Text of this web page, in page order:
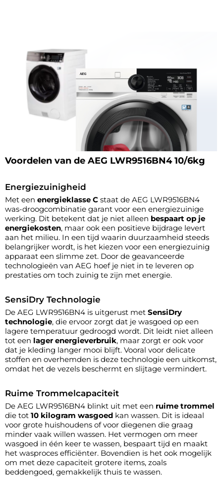
Voordelen van de AEG LWR9516BN4 10/6kg
Energiezuinigheid
Met een energieklasse C staat de AEG LWR9516BN4
was-droogcombinatie garant voor een energiezuinige
werking. Dit betekent dat je niet alleen bespaart op je
energiekosten, maar ook een positieve bijdrage levert
aan het milieu. In een tijd waarin duurzaamheid steeds
belangrijker wordt, is het kiezen voor een energiezuinig
apparaat een slimme zet. Door de geavanceerde
technologieën van AEG hoef je niet in te leveren op
prestaties om toch zuinig te zijn met energie.
SensiDry Technologie
De AEG LWR9516BN4 is uitgerust met SensiDry
technologie, die ervoor zorgt dat je wasgoed op een
lagere temperatuur gedroogd wordt. Dit leidt niet alleen
tot een lager energieverbruik, maar zorgt er ook voor
dat je kleding langer mooi blijft. Vooral voor delicate
stoffen en overhemden is deze technologie een uitkomst,
omdat het de vezels beschermt en slijtage vermindert.
Ruime Trommelcapaciteit
De AEG LWR9516BN4 blinkt uit met een ruime trommel
die tot 10 kilogram wasgoed kan wassen. Dit is ideaal
voor grote huishoudens of voor diegenen die graag
minder vaak willen wassen. Het vermogen om meer
wasgoed in één keer te wassen, bespaart tijd en maakt
het wasproces efficiënter. Bovendien is het ook mogelijk
om met deze capaciteit grotere items, zoals
beddengoed, gemakkelijk thuis te wassen.